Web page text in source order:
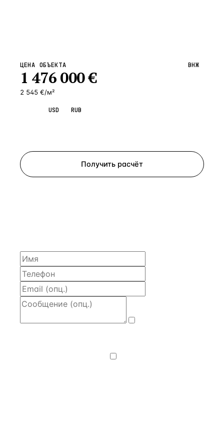
ЦЕНА ОБЪЕКТА
1 476 000€
2 545 €/м²
ВНЖ
USD RUB
Получить расчёт